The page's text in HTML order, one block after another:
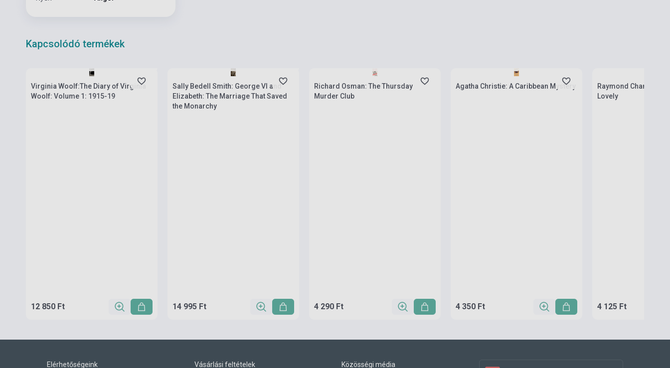
Kapcsolódó termékek
Virginia Woolf:The Diary of Virginia
Woolf: Volume 1: 1915-19
12 850 Ft
Sally Bedell Smith: George VI and
Elizabeth: The Marriage That Saved
the Monarchy
14 995 Ft
Richard Osman: The Thursday
Murder Club
4 290 Ft
Agatha Christie: A Caribbean Mystery
4 350 Ft
Raymond Chandler:
Lovely
4 125 Ft
Elérhetőségeink Vásárlási feltételek
Közösségi média